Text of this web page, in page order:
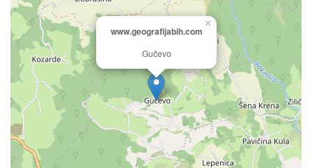
www.geografijabih.com
Gučevo
×